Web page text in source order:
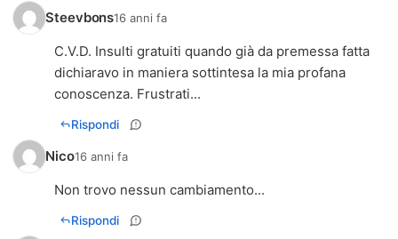
Steevbons16 anni fa
C.V.D. Insulti gratuiti quando già da premessa fatta
dichiaravo in maniera sottintesa la mia profana
conoscenza. Frustrati...
Rispondi
Nico16 anni fa
Non trovo nessun cambiamento...
Rispondi